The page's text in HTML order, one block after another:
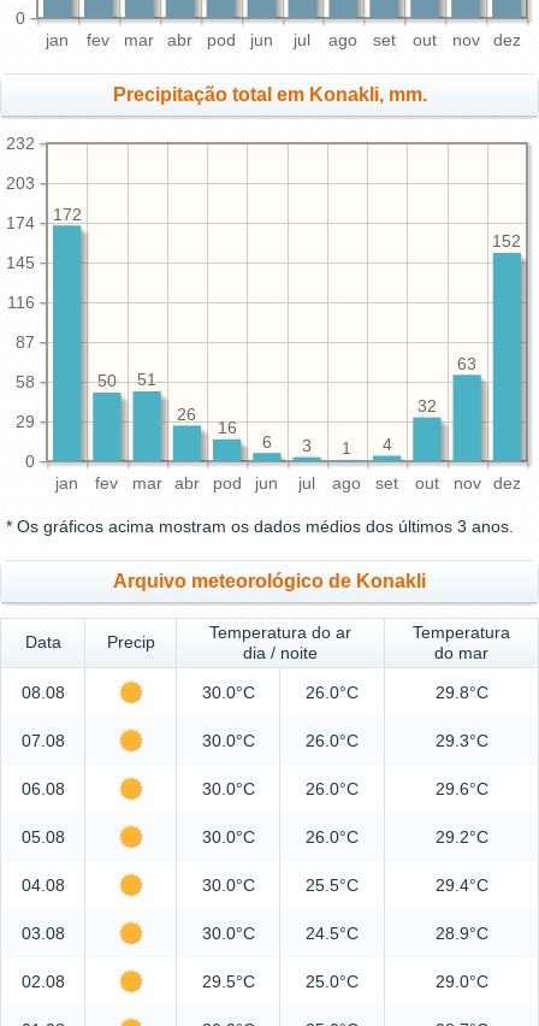
jan fev mar abr pod jun jul ago set out nov dez
0
Precipitação total em Konakli, mm.
jan fev mar abr pod jun jul ago set out nov dez
0
29
58
87
116
145
174
203
232
152
63
32
4
1
3
6
16
26
51
50
172
* Os gráficos acima mostram os dados médios dos últimos 3 anos.
Arquivo meteorológico de Konakli
Data Precip
Temperatura do ar
dia / noite
Temperatura
do mar
08.08 30.0°C 26.0°C 29.8°C
07.08 30.0°C 26.0°C 29.3°C
06.08 30.0°C 26.0°C 29.6°C
05.08 30.0°C 26.0°C 29.2°C
04.08 30.0°C 25.5°C 29.4°C
03.08 30.0°C 24.5°C 28.9°C
02.08 29.5°C 25.0°C 29.0°C